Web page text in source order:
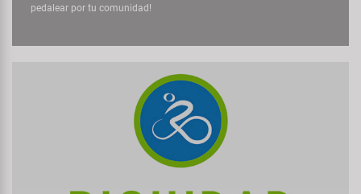
pedalear por tu comunidad!